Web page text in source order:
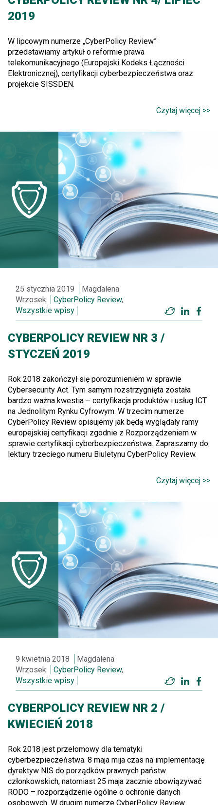
2019
W lipcowym numerze „CyberPolicy Review”
przedstawiamy artykuł o reformie prawa
telekomunikacyjnego (Europejski Kodeks Łączności
Elektronicznej), certyfikacji cyberbezpieczeństwa oraz
projekcie SISSDEN.
Czytaj więcej >>
25 stycznia 2019
Magdalena
Wrzosek
CyberPolicy Review,
Wszystkie wpisy
Twitter
CYBERPOLICY REVIEW NR 3 /
STYCZEŃ 2019
Rok 2018 zakończył się porozumieniem w sprawie
Cybersecurity Act. Tym samym rozstrzygnięta została
bardzo ważna kwestia – certyfikacja produktów i usług ICT
na Jednolitym Rynku Cyfrowym. W trzecim numerze
CyberPolicy Review opisujemy jak będą wyglądały ramy
europejskiej certyfikacji zgodnie z Rozporządzeniem w
sprawie certyfikacji cyberbezpieczeństwa. Zapraszamy do
lektury trzeciego numeru Biuletynu CyberPolicy Review.
Czytaj więcej >>
9 kwietnia 2018
Magdalena
Wrzosek
CyberPolicy Review,
Wszystkie wpisy
Twitter
CYBERPOLICY REVIEW NR 2 /
KWIECIEŃ 2018
Rok 2018 jest przełomowy dla tematyki
cyberbezpieczeństwa. 8 maja mija czas na implementację
dyrektyw NIS do porządków prawnych państw
członkowskich, natomiast 25 maja zacznie obowiązywać
RODO – rozporządzenie ogólne o ochronie danych
osobowych. W drugim numerze CyberPolicy Review